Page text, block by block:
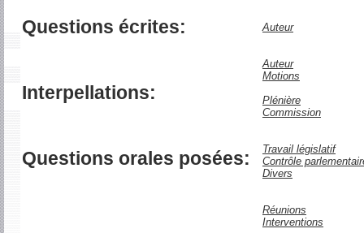
Questions écrites:
Interpellations:
Questions orales posées:
Auteur
Auteur
Motions
Plénière
Commission
Travail législatif
Contrôle
Divers
Réunions
Interventions